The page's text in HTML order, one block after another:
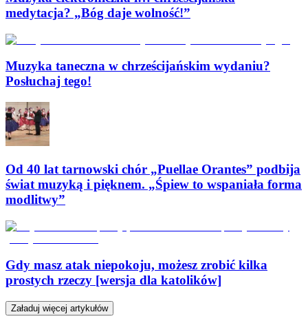
medytacja? „Bóg daje wolność!”
Muzyka taneczna w chrześcijańskim wydaniu?
Posłuchaj tego!
Od 40 lat tarnowski chór „Puellae Orantes” podbija
świat muzyką i pięknem. „Śpiew to wspaniała forma
modlitwy”
Gdy masz atak niepokoju, możesz zrobić kilka
prostych rzeczy [wersja dla katolików]
Załaduj więcej artykułów